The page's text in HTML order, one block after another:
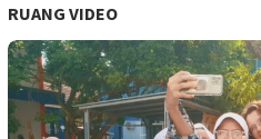
RUANG VIDEO